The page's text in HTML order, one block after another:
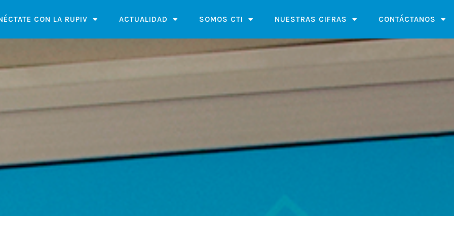
CON LA RUPIV ACTUALIDAD SOMOS CTI NUESTRAS CIFRAS CONTÁCTANOS